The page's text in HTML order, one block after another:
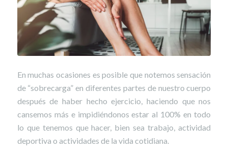
En muchas ocasiones es posible que notemos sensación
de “sobrecarga” en diferentes partes de nuestro cuerpo
después de haber hecho ejercicio, haciendo que nos
cansemos más e impidiéndonos estar al 100% en todo
lo que tenemos que hacer, bien sea trabajo, actividad
deportiva o actividades de la vida cotidiana.